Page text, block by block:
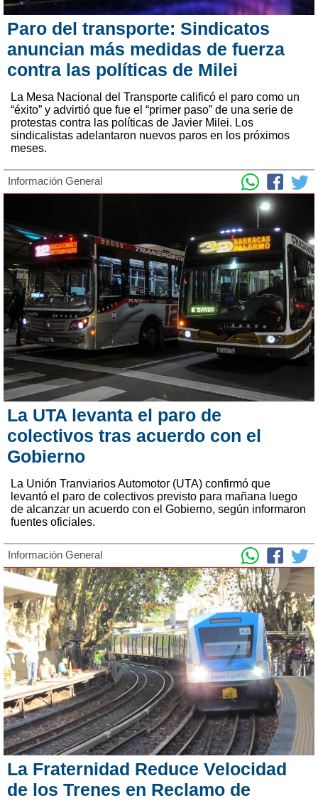
Paro del transporte: Sindicatos
anuncian más medidas de fuerza
contra las políticas de Milei
La Mesa Nacional del Transporte calificó el paro como un
“éxito” y advirtió que fue el “primer paso” de una serie de
protestas contra las políticas de Javier Milei. Los
sindicalistas adelantaron nuevos paros en los próximos
meses.
Información General
La UTA levanta el paro de
colectivos tras acuerdo con el
Gobierno
La Unión Tranviarios Automotor (UTA) confirmó que
levantó el paro de colectivos previsto para mañana luego
de alcanzar un acuerdo con el Gobierno, según informaron
fuentes oficiales.
Información General
La Fraternidad Reduce Velocidad
de los Trenes en Reclamo de